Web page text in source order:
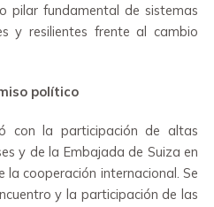
pilar fundamental de sistemas
y resilientes frente al cambio
político
con la participación de altas
y de la Embajada de Suiza en
la cooperación internacional. Se
y la participación de las